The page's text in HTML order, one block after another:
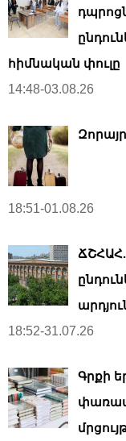
հիմնական փուլը
14:48-03.08.26
18:51-01.08.26
ՃՇՀԱՀ.
18:52-31.07.26
Գրքի